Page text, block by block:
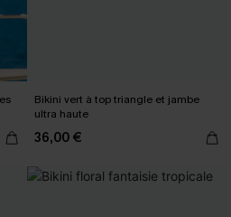
Bikini vert à top triangle et jambe
ultra haute
36,00 €